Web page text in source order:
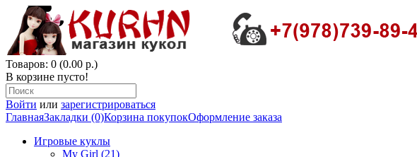
Товаров: 0 (0.00 р.)
В корзине пусто!
Войти или зарегистрироваться
ГлавнаяЗакладки (0)Корзина покупокОформление заказа
Игровые куклы
My Girl (21)